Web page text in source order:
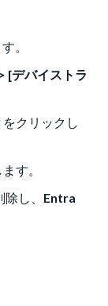
。
[デバイストラ
をクリックし
す。
し、 Entra